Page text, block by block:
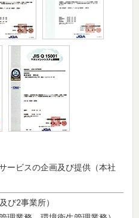
ビスの企画及び提供（本社
び2事業所）